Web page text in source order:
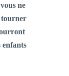
ne
tourner
enfants